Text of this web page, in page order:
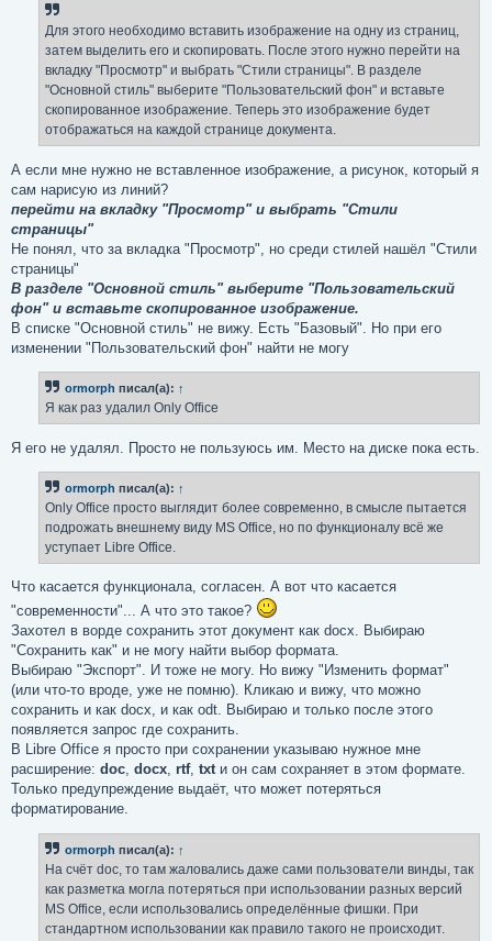
Для этого необходимо вставить изображение на одну из страниц,
затем выделить его и скопировать. После этого нужно перейти на
вкладку "Просмотр" и выбрать "Стили страницы". В разделе
"Основной стиль" выберите "Пользовательский фон" и вставьте
скопированное изображение. Теперь это изображение будет
отображаться на каждой странице документа.
А если мне нужно не вставленное изображение, а рисунок, который я
сам нарисую из линий?
перейти на вкладку "Просмотр" и выбрать "Стили
страницы"
Не понял, что за вкладка "Просмотр", но среди стилей нашёл "Стили
страницы"
В разделе "Основной стиль" выберите "Пользовательский
фон" и вставьте скопированное изображение.
В списке "Основной стиль" не вижу. Есть "Базовый". Но при его
изменении "Пользовательский фон" найти не могу
ormorph писал(а): ↑
Я как раз удалил Only Office
Я его не удалял. Просто не пользуюсь им. Место на диске пока есть.
ormorph писал(а): ↑
Only Office просто выглядит более современно, в смысле пытается
подрожать внешнему виду MS Office, но по функционалу всё же
уступает Libre Office.
Что касается функционала, согласен. А вот что касается
"современности"... А что это такое?
Захотел в ворде сохранить этот документ как docx. Выбираю
"Сохранить как" и не могу найти выбор формата.
Выбираю "Экспорт". И тоже не могу. Но вижу "Изменить формат"
(или что-то вроде, уже не помню). Кликаю и вижу, что можно
сохранить и как docx, и как odt. Выбираю и только после этого
появляется запрос где сохранить.
В Libre Office я просто при сохранении указываю нужное мне
расширение: doc, docx, rtf, txtи он сам сохраняет в этом формате.
Только предупреждение выдаёт, что может потеряться
форматирование.
ormorph писал(а): ↑
На счёт doc, то там жаловались даже сами пользователи винды, так
как разметка могла потеряться при использовании разных версий
MS Office, если использовались определённые фишки. При
стандартном использовании как правило такого не происходит.